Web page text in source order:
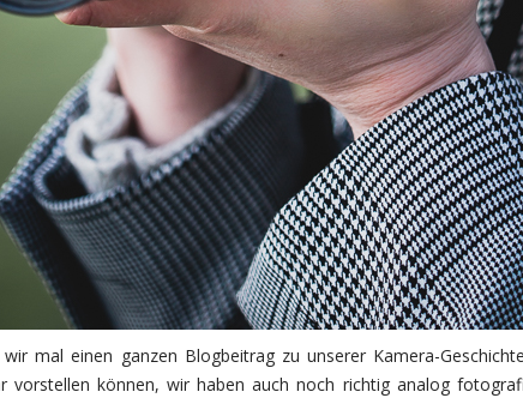
wir mal einen ganzen Blogbeitrag zu unserer Kamera-
vorstellen können, wir haben auch noch richtig analog